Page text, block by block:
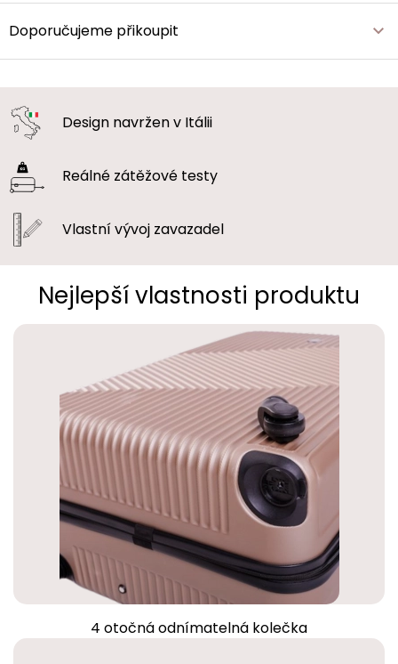
Doporučujeme přikoupit
Design navrženv Itálii
Reálné zátěžové testy
Vlastní vývoj zavazadel
Nejlepší vlastnosti produktu
4 otočná odnímatelná kolečka